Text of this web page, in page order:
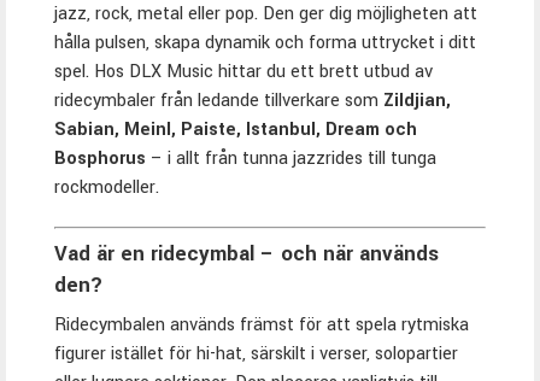
jazz, rock, metal eller pop. Den ger dig möjligheten att
hålla pulsen, skapa dynamik och forma uttrycket i ditt
spel. Hos DLX Music hittar du ett brett utbud av
ridecymbaler från ledande tillverkare som Zildjian,
Sabian, Meinl, Paiste, Istanbul, Dream och
Bosphorus – i allt från tunna jazzrides till tunga
rockmodeller.
Vad är en ridecymbal – och när används
den?
Ridecymbalen används främst för att spela rytmiska
figurer istället för hi-hat, särskilt i verser, solopartier